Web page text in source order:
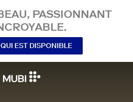
PASSIONNANT
EST DISPONIBLE